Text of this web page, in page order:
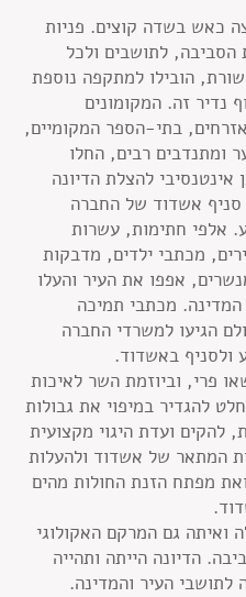
כאש בשדה קוצים. פניות
הסביבה, לתושבים ולכל
הובילו למתקפה נוספת
נדיר זה. המקומונים
בתי-הספר המקומיים,
ומתנדבים רבים, החלו
אינטנסיבי להצלת הדיונה
סניף אשדוד של החברה
אלפי חתימות, עשרות
מכתבי ילדים, מדבקות
אפפו את העיר והעלו
המדינה. מכתבי תמיכה
הגיעו למשרדי החברה
ולסניף באשדוד.
פרי, וביוזמת השר לאיכות
להגדיר במיפוי את גבולות
להקים ועדת היגוי מקצועית
המתאר של אשדוד ולהעלות
מפתח הזנת החולות מהים
ואיתה גם המרקם האקולוגי
הדיונה הייתה ותהייה
לתושבי העיר והמדינה.